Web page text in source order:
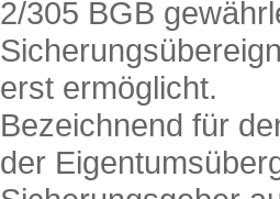
2/305 BGB
erst ermöglicht.
Bezeichnend für
der